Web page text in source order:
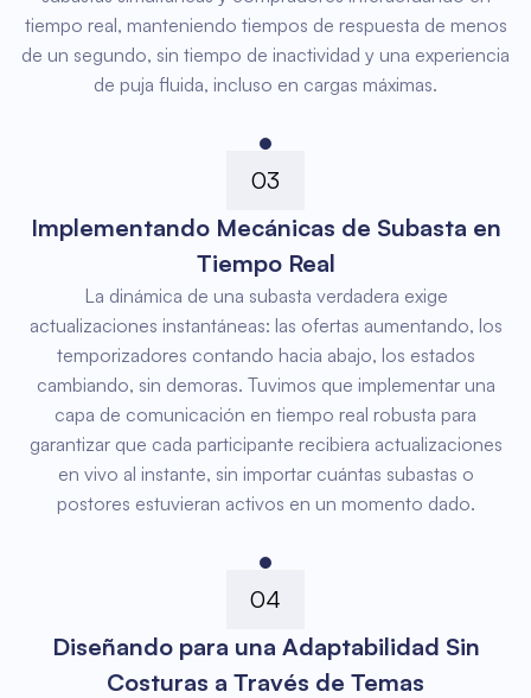
tiempo real, manteniendo tiempos de respuesta de menos
de un segundo, sin tiempo de inactividad y una experiencia
de puja fluida, incluso en cargas máximas.
03
Implementando Mecánicas de Subasta en
Tiempo Real
La dinámica de una subasta verdadera exige
actualizaciones instantáneas: las ofertas aumentando, los
temporizadores contando hacia abajo, los estados
cambiando, sin demoras. Tuvimos que implementar una
capa de comunicación en tiempo real robusta para
garantizar que cada participante recibiera actualizaciones
en vivo al instante, sin importar cuántas subastas o
postores estuvieran activos en un momento dado.
04
Diseñando para una Adaptabilidad Sin
Costuras a Través de Temas